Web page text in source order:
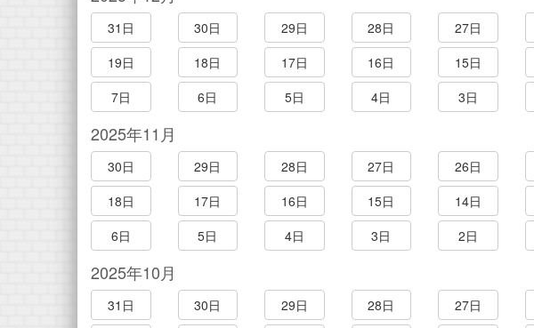
31日 30日 29日 28日 27日
19日
18日 17日 16日 15日
7日
6日 5日 4日 3日
2025年11月
30日 29日 28日 27日 26日
18日
17日 16日 15日 14日
6日
5日 4日 3日 2日
2025年10月
31日 30日 29日 28日 27日